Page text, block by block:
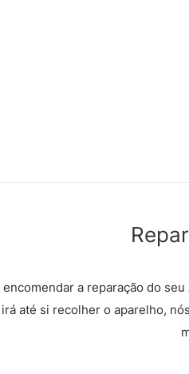
a reparação do
até si recolher o aparelho,